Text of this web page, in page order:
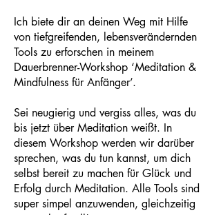
Ich biete dir an deinen Weg mit Hilfe
von tiefgreifenden, lebensverändernden
Tools zu erforschen in meinem
Dauerbrenner-Workshop ‘Meditation &
Mindfulness für Anfänger’.
Sei neugierig und vergiss alles, was du
bis jetzt über Meditation weißt. In
diesem Workshop werden wir darüber
sprechen, was du tun kannst, um dich
selbst bereit zu machen für Glück und
Erfolg durch Meditation. Alle Tools sind
super simpel anzuwenden, gleichzeitig